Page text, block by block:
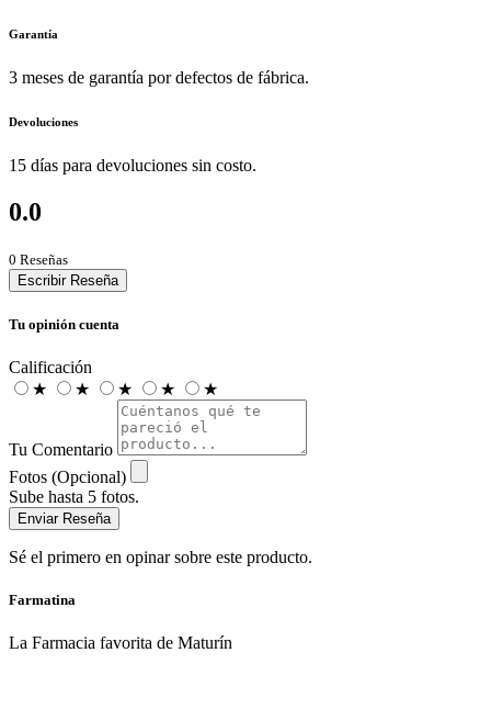
Garantía
3 meses de garantía por defectos de fábrica.
Devoluciones
15 días para devoluciones sin costo.
0.0
0 Reseñas
Escribir Reseña
Tu opinión cuenta
Calificación
★
★ ★ ★ ★
Tu Comentario
Fotos (Opcional)
Sube hasta 5 fotos.
Enviar Reseña
Sé el primero en opinar sobre este producto.
Farmatina
La Farmacia favorita de Maturín